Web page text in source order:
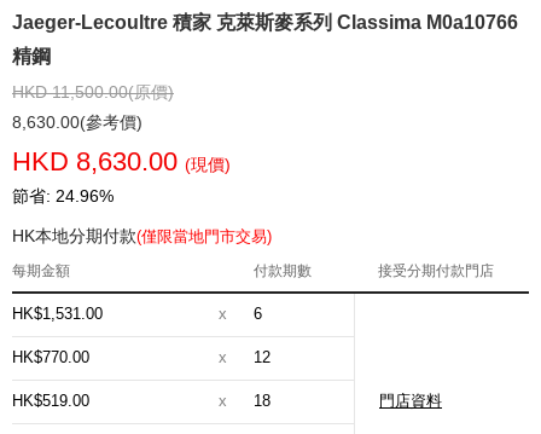
Jaeger-Lecoultre 積家 克萊斯麥系列 Classima M0a10766
精鋼
HKD 11,500.00(原價)
8,630.00(參考價)
HKD 8,630.00 (現價)
節省: 24.96%
HK本地分期付款(僅限當地門市交易)
每期金額 付款期數 接受分期付款門店
HK$1,531.00 x 6
門店資料
HK$770.00 x 12
HK$519.00 x 18